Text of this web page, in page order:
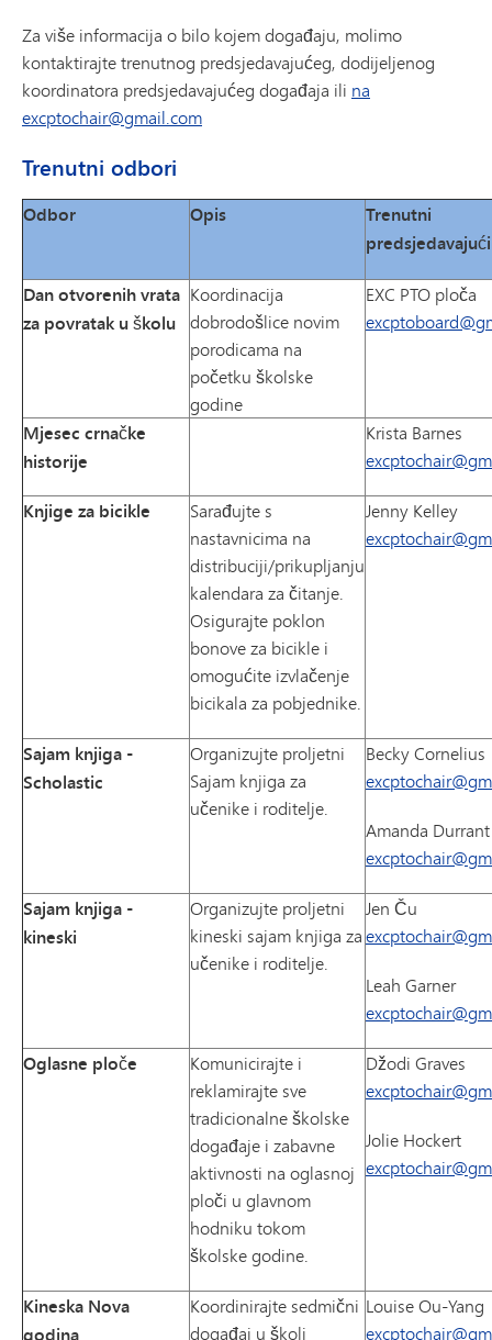
Za više informacija o bilo kojem događaju, molimo
kontaktirajte trenutnog predsjedavajućeg, dodijeljenog
koordinatora predsjedavajućeg događaja ili na
excptochair@gmail.com
Trenutni odbori
Odbor Opis
Trenutni
predsjedavajući
Dan otvorenih vrata
za povratak u školu
Koordinacija
dobrodošlice novim
porodicama na
početku školske
godine
EXC PTO ploča
Mjesec crnačke
historije
Krista Barnes
Knjige za bicikle
Sarađujte s
nastavnicima na
distribuciji/prikupljanju
kalendara za čitanje.
Osigurajte poklon
bonove za bicikle i
omogućite izvlačenje
bicikala za pobjednike.
Jenny Kelley
Sajam knjiga -
Scholastic
Organizujte proljetni
Sajam knjiga za
učenike i roditelje.
Becky Cornelius
Amanda Durrant
Sajam knjiga -
kineski
Organizujte proljetni
kineski sajam knjiga za
učenike i roditelje.
Jen Ču
Leah Garner
Oglasne ploče
Komunicirajte i
reklamirajte sve
tradicionalne školske
događaje i zabavne
aktivnosti na oglasnoj
ploči u glavnom
hodniku tokom
školske godine.
Džodi Graves
Jolie Hockert
Kineska Nova
godina
Koordinirajte sedmični
događaj u školi
Louise Ou-Yang